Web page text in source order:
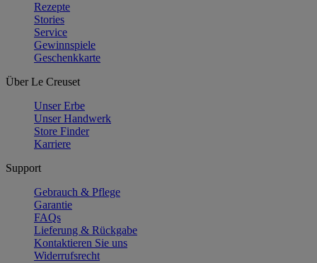
Rezepte
Stories
Service
Gewinnspiele
Geschenkkarte
Über Le Creuset
Unser Erbe
Unser Handwerk
Store Finder
Karriere
Support
Gebrauch & Pflege
Garantie
FAQs
Lieferung & Rückgabe
Kontaktieren Sie uns
Widerrufsrecht